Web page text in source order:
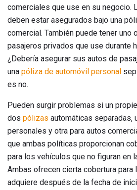
comerciales que use en su negocio.
deben estar asegurados bajo una
comercial. También puede tener uno
pasajeros privados que use durante
¿Debería asegurar sus autos de
una póliza de automóvil personal
es no.
Pueden surgir problemas si un
dos pólizas automáticas separadas,
personales y otra para autos
que ambas políticas proporcionan
para los vehículos que no figuran en
Ambas ofrecen cierta cobertura para
adquiere después de la fecha de